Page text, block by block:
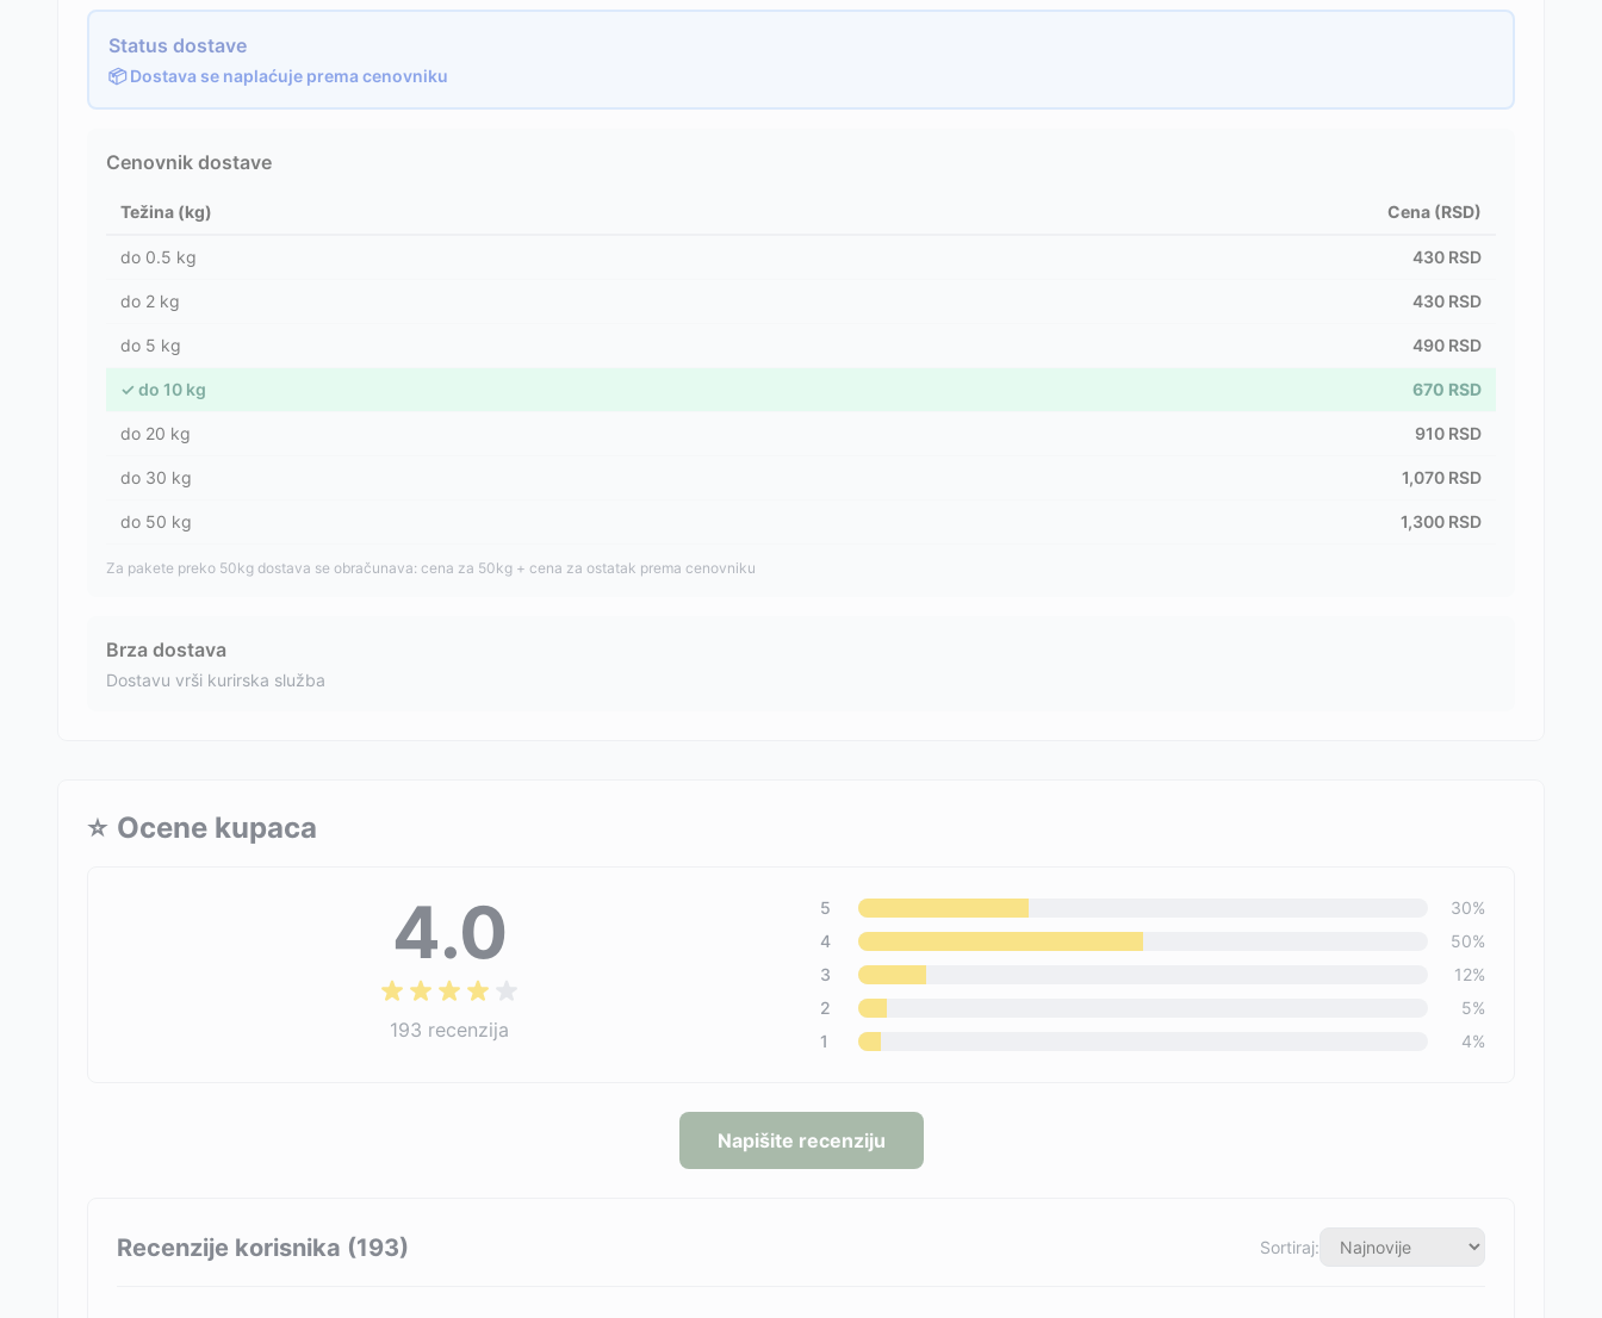
Status dostave
📦 Dostava se naplaćuje prema cenovniku
Cenovnik dostave
Težina (kg) Cena (RSD)
do 0.5 kg 430 RSD
do 2 kg 430 RSD
do 5 kg 490 RSD
✓ do 10 kg 670 RSD
do 20 kg 910 RSD
do 30 kg 1,070 RSD
do 50 kg 1,300 RSD
Za pakete preko 50kg dostava se obračunava: cena za 50kg + cena za ostatak prema cenovniku
Brza dostava
Dostavu vrši kurirska služba
⭐ Ocene kupaca
4.0
193 recenzija
5 30%
4
50%
3
12%
2
5%
1
4%
Napišite recenziju
Recenzije korisnika (193) Sortiraj: